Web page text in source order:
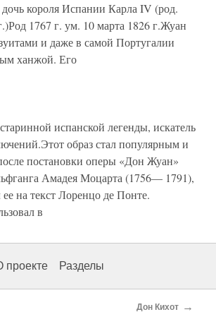
короля Испании Карла IV (род.
1767 г. ум. 10 марта 1826 г.Жуан
и даже в самой Португалии
ханжой. Его
испанской легенды, искатель
образ стал популярным и
постановки оперы «Дон Жуан»
Амадея Моцарта (1756— 1791),
на текст Лоренцо де Понте.
в
проекте Разделы
Дон Кихот →